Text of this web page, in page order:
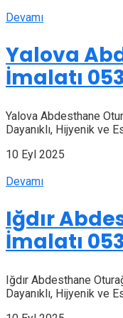
Devamı
Yalova
İmalatı
Yalova Abdesthane
Dayanıklı, Hijyenik ve
10 Eyl 2025
Devamı
Iğdır
İmalatı
Iğdır Abdesthane
Dayanıklı, Hijyenik ve